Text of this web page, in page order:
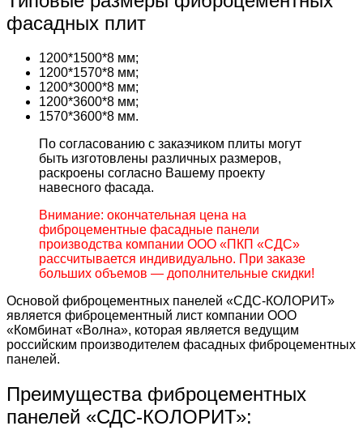
фасадных плит
1200*1500*8 мм;
1200*1570*8 мм;
1200*3000*8 мм;
1200*3600*8 мм;
1570*3600*8 мм.
По согласованию с заказчиком плиты могут
быть изготовлены различных размеров,
раскроены согласно Вашему проекту
навесного фасада.
Внимание: окончательная цена на
фиброцементные фасадные панели
производства компании ООО «ПКП «СДС»
рассчитывается индивидуально. При заказе
больших объемов — дополнительные скидки!
Основой фиброцементных панелей «СДС-КОЛОРИТ»
является фиброцементный лист компании ООО
«Комбинат «Волна», которая является ведущим
российским производителем фасадных фиброцементных
панелей.
Преимущества фиброцементных
панелей «СДС-КОЛОРИТ»: